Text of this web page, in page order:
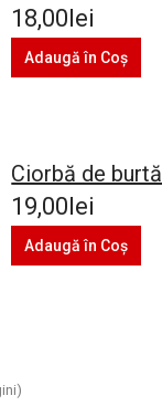
18,00lei
Adaugă în Coş
Ciorbă de burtă
19,00lei
Adaugă în Coş